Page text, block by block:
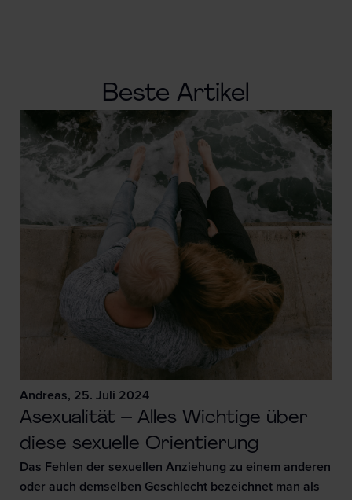
Beste Artikel
Andreas, 25. Juli 2024
Asexualität – Alles Wichtige über
diese sexuelle Orientierung
Das Fehlen der sexuellen Anziehung zu einem anderen
oder auch demselben Geschlecht bezeichnet man als